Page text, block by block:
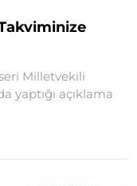
Milletvekili
yaptığı açıklama